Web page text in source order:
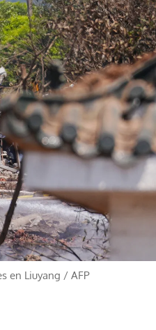
en Liuyang / AFP